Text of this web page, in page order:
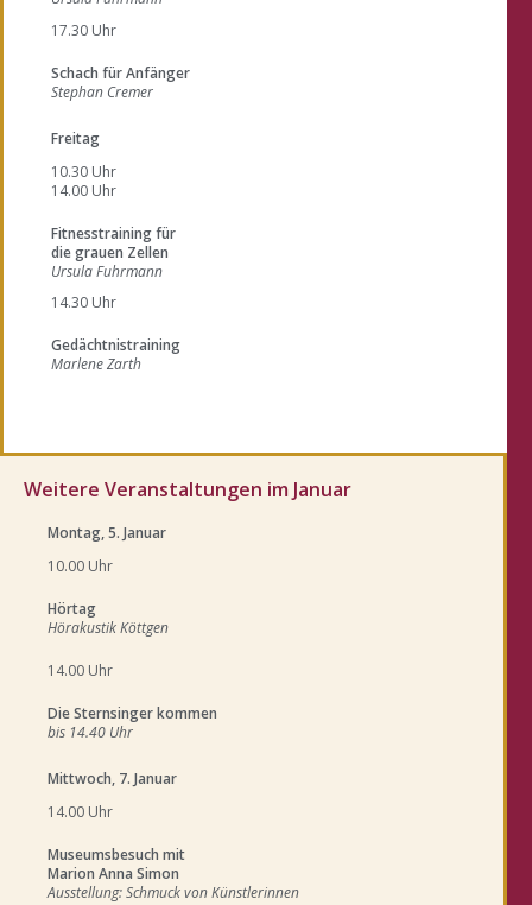
17.30 Uhr
Schach für Anfänger
Stephan Cremer
Freitag
10.30 Uhr
14.00 Uhr
Fitnesstraining für
die grauen Zellen
Ursula Fuhrmann
14.30 Uhr
Gedächtnistraining
Marlene Zarth
Weitere Veranstaltungen im Januar
Montag, 5. Januar
10.00 Uhr
Hörtag
Hörakustik Köttgen
14.00 Uhr
Die Sternsinger kommen
bis 14.40 Uhr
Mittwoch, 7. Januar
14.00 Uhr
Museumsbesuch mit
Marion Anna Simon
Ausstellung: Schmuck von Künstlerinnen